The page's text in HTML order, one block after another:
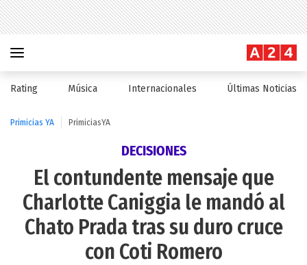
Rating Música Internacionales Últimas Noticias
Primicias YA PrimiciasYA
DECISIONES
El contundente mensaje que
Charlotte Caniggia le mandó al
Chato Prada tras su duro cruce
con Coti Romero